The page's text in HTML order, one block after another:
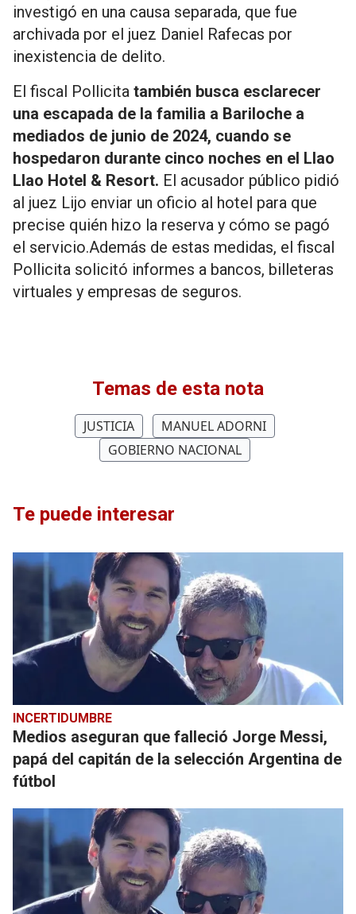
investigó en una causa separada, que fue
archivada por el juez Daniel Rafecas por
inexistencia de delito.
El fiscal Pollicita también busca esclarecer
una escapada de la familia a Bariloche a
mediados de junio de 2024, cuando se
hospedaron durante cinco noches en el Llao
Llao Hotel & Resort. El acusador público pidió
al juez Lijo enviar un oficio al hotel para que
precise quién hizo la reserva y cómo se pagó
el servicio.Además de estas medidas, el fiscal
Pollicita solicitó informes a bancos, billeteras
virtuales y empresas de seguros.
Temas de esta nota
JUSTICIA
MANUEL ADORNI
GOBIERNO NACIONAL
Te puede interesar
INCERTIDUMBRE
Medios aseguran que falleció Jorge Messi,
papá del capitán de la selección Argentina de
fútbol